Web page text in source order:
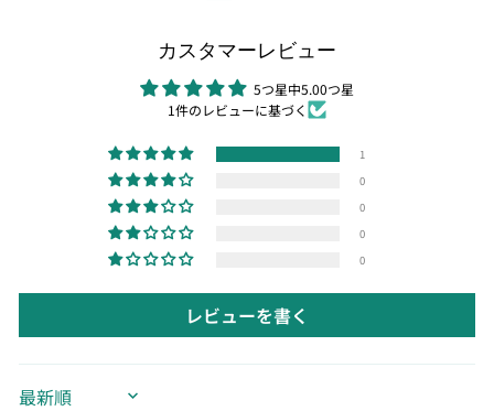
カスタマーレビュー
5つ星中5.00つ星
1件のレビューに基づく
1
0
0
0
0
レビューを書く
SORT BY